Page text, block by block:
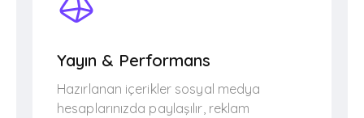
Yayın & Performans
Hazırlanan içerikler sosyal medya
hesaplarınızda paylaşılır, reklam